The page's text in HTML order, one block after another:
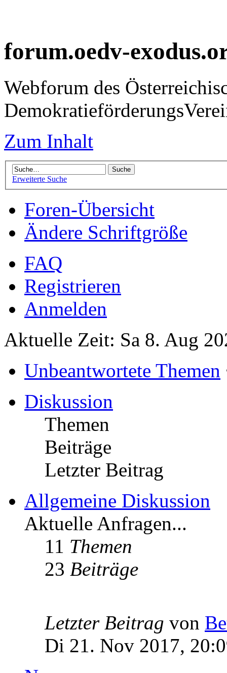
forum.oedv-
Webforum des
Zum Inhalt
Erweiterte Suche
Foren-Übersicht
Ändere Schriftgröße
FAQ
Registrieren
Anmelden
Aktuelle Zeit: Sa 8. Aug
Unbeantwortete Themen
Diskussion
Themen
Beiträge
Letzter Beitrag
Allgemeine Diskussion
Aktuelle Anfragen...
11 Themen
23 Beiträge
Letzter Beitrag von
Di 21. Nov 2017,